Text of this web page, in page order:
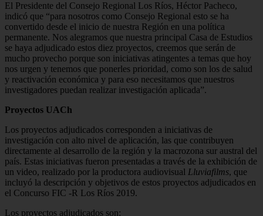
El Presidente del Consejo Regional Los Ríos, Héctor Pacheco,
indicó que “para nosotros como Consejo Regional esto se ha
convertido desde el inicio de nuestra Región en una política
permanente. Nos alegramos que nuestra principal Casa de Estudios
se haya adjudicado estos diez proyectos, creemos que serán de
mucho provecho porque son iniciativas atingentes a temas que hoy
nos urgen y tenemos que ponerles prioridad, como son los de salud
y reactivación económica y para eso necesitamos que nuestros
investigadores puedan realizar investigación aplicada”.
Proyectos UACh
Los proyectos adjudicados corresponden a iniciativas de
investigación con alto nivel de aplicación, las que contribuyen
directamente al desarrollo de la región y la macrozona sur austral del
país. Estas iniciativas fueron presentadas a través de la exhibición de
un video, realizado por la productora audiovisual Lluviafilms, que
incluyó la descripción y objetivos de estos proyectos adjudicados en
el Concurso FIC -R Los Ríos 2019.
Los proyectos adjudicados son: